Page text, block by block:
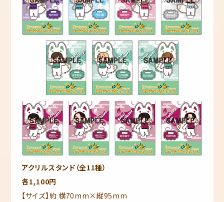
アクリルスタンド（全11種）
各1,100円
【サイズ】約 横70mm×縦95mm